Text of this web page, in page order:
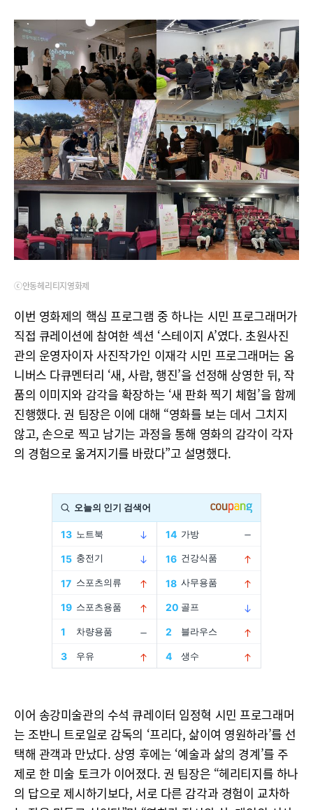
ⓒ안동헤리티지영화제
이번 영화제의 핵심 프로그램 중 하나는 시민 프로그래머가
직접 큐레이션에 참여한 섹션 ‘스테이지 A’였다. 초원사진
관의 운영자이자 사진작가인 이재각 시민 프로그래머는 옴
니버스 다큐멘터리 ‘새, 사람, 행진’을 선정해 상영한 뒤, 작
품의 이미지와 감각을 확장하는 ‘새 판화 찍기 체험’을 함께
진행했다. 권 팀장은 이에 대해 “영화를 보는 데서 그치지
않고, 손으로 찍고 남기는 과정을 통해 영화의 감각이 각자
의 경험으로 옮겨지기를 바랐다”고 설명했다.
이어 송강미술관의 수석 큐레이터 임정혁 시민 프로그래머
는 조반니 트로일로 감독의 ‘프리다, 삶이여 영원하라’를 선
택해 관객과 만났다. 상영 후에는 ‘예술과 삶의 경계’를 주
제로 한 미술 토크가 이어졌다. 권 팀장은 “헤리티지를 하나
의 답으로 제시하기보다, 서로 다른 감각과 경험이 교차하